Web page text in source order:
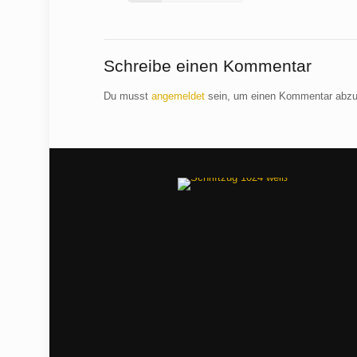
Schreibe einen Kommentar
Du musstangemeldet sein, um einen Kommentar